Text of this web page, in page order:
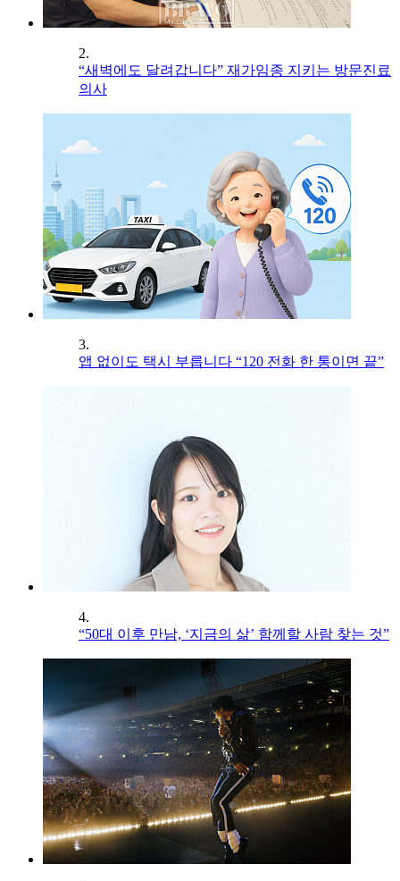
2.
“새벽에도 달려갑니다” 재가임종 지키는 방문진료
의사
3.
앱 없이도 택시 부릅니다 “120 전화 한 통이면 끝”
4.
“50대 이후 만남, ‘지금의 삶’ 함께할 사람 찾는 것”